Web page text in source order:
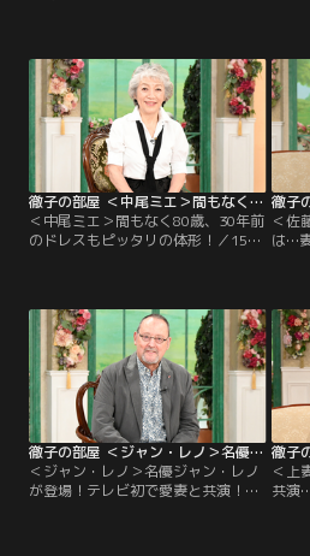
二のスタート」への意気込みを語
る。誕生日当日には、家族がサプラ
イズでお祝いをしてくれた。ハワイ
やヨーロッパなど世界各地に散らば
る5人の子どもたちが父のために極
秘帰国。
女時
後、
イン
実感
の
られ
徹子の部屋 ＜中尾ミエ＞間もなく80歳、30年前のドレスもピッタリの体形！（2026/05/21放送分）
＜中尾ミエ＞間もなく80歳、30年前
のドレスもピッタリの体形！／15歳
のラジオ体操も継続中。春にはみん
なでお花見を楽しんだそう。体力強
化に関して最近は少し考え方が変わ
り「まだ出来る」と過信する事が危
ないと分かり無理はしない。とはい
え…。
＜佐
は…
賞」
た映
中年
カデ
め、
藤さ
徹子の部屋 ＜ジャン・レノ＞名優ジャン・レノが登場！テレビ初で愛妻と共演！？（2026/05/19放送分）
＜ジャン・レノ＞名優ジャン・レノ
が登場！テレビ初で愛妻と共演！？
＜上
共演
年